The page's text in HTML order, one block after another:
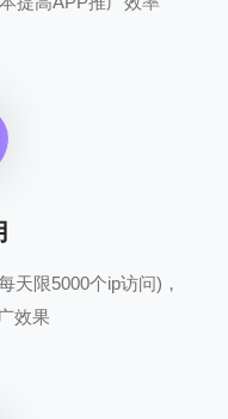
天限5000个ip访问)，
效果